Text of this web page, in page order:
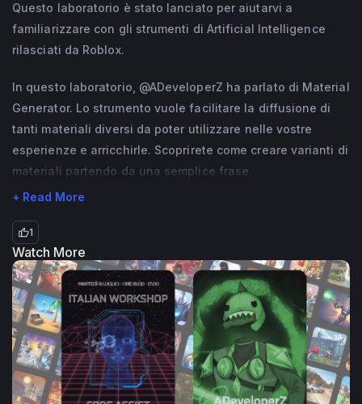
Questo laboratorio è stato lanciato per aiutarvi a
familiarizzare con gli strumenti di Artificial Intelligence
rilasciati da Roblox.
In questo laboratorio, @ADeveloperZ ha parlato di Material
Generator. Lo strumento vuole facilitare la diffusione di
tanti materiali diversi da poter utilizzare nelle vostre
esperienze e arricchirle. Scoprirete come creare varianti di
materiali partendo da una semplice frase.
+ Read More
1
Watch More